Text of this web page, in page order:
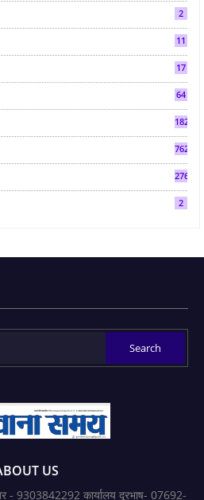
2
11
17
64
182
7624
2763
2
US
- 9303842292 कार्यालय दूरभाष- 07692-